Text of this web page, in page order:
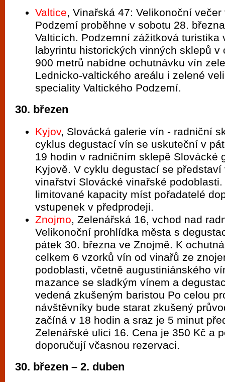
Valtice, Vinařská 47: Velikonoční večer
Podzemí proběhne v sobotu 28.
Valticích. Podzemní zážitková turistika
labyrintu historických vinných sklepů v
900 metrů nabídne ochutnávku vín
Lednicko-valtického areálu i zelené
speciality Valtického Podzemí.
30. březen
Kyjov, Slovácká galerie vín - radniční
cyklus degustací vín se uskuteční v
19 hodin v radničním sklepě Slovácké
Kyjově. V cyklu degustací se představí
vinařství Slovácké vinařské
limitované kapacity míst pořadatelé
vstupenek v předprodeji.
Znojmo, Zelenářská 16, vchod nad
Velikonoční prohlídka města s
pátek 30. března ve Znojmě. K
celkem 6 vzorků vín od vinařů ze
podoblasti, včetně augustiniánského
mazance se sladkým vínem a
vedená zkušeným baristou Po celou
návštěvníky bude starat zkušený
začíná v 18 hodin a sraz je 5 minut
Zelenářské ulici 16. Cena je 350 Kč a
doporučují včasnou rezervaci.
30. březen – 2. duben